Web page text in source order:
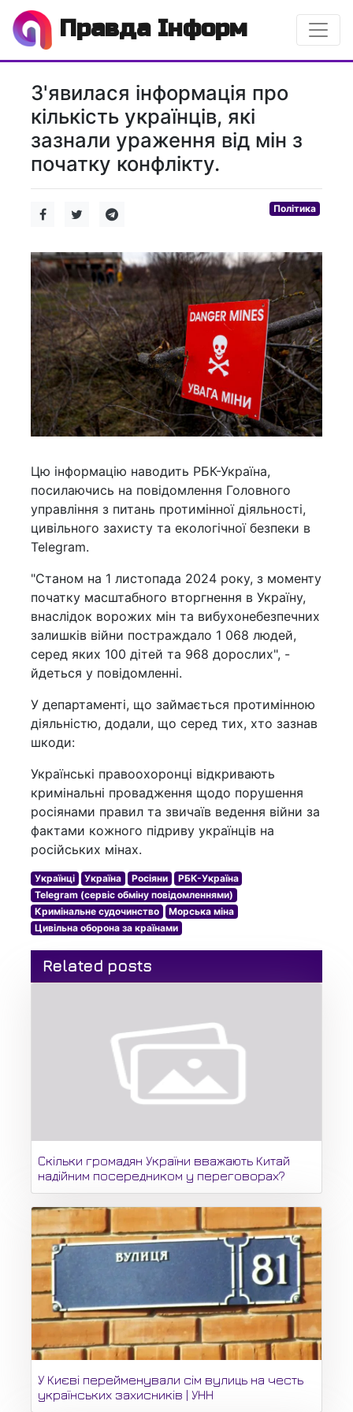
Правда Інформ
З'явилася інформація про
кількість українців, які
зазнали ураження від мін з
початку конфлікту.
Політика
Цю інформацію наводить РБК-Україна,
посилаючись на повідомлення Головного
управління з питань протимінної діяльності,
цивільного захисту та екологічної безпеки в
Telegram.
"Станом на 1 листопада 2024 року, з моменту
початку масштабного вторгнення в Україну,
внаслідок ворожих мін та вибухонебезпечних
залишків війни постраждало 1 068 людей,
серед яких 100 дітей та 968 дорослих", -
йдеться у повідомленні.
У департаменті, що займається протимінною
діяльністю, додали, що серед тих, хто зазнав
шкоди:
Українські правоохоронці відкривають
кримінальні провадження щодо порушення
росіянами правил та звичаїв ведення війни за
фактами кожного підриву українців на
російських мінах.
Українці Україна Росіяни
РБК-Україна
Telegram (сервіс обміну повідомленнями)
Кримінальне судочинство
Морська міна
Цивільна оборона за країнами
Related posts
Скільки громадян України вважають Китай
надійним посередником у переговорах?
У Києві перейменували сім вулиць на честь
українських захисників | УНН